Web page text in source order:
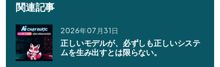
関連記事
2026年07月31日
正しいモデルが、必ずしも正しいシステ
ムを生み出すとは限らない。